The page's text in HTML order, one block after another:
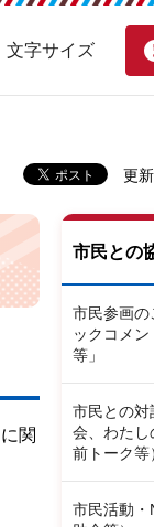
文字サイズ
更
関
市民との
市民参画の
ックコメン
等」
市民との対
会、わたし
前トーク等
市民活動・